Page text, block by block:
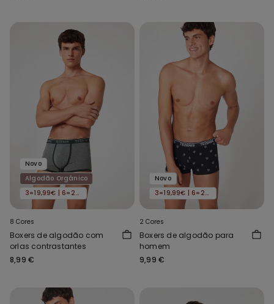
Novo
Algodão Orgânico
3=19,99€ | 6=29,99€
8 Cores
Boxers de algodão com
orlas contrastantes
8,99 €
Novo
3=19,99€ | 6=29,99€
2 Cores
Boxers de algodão para
homem
9,99 €